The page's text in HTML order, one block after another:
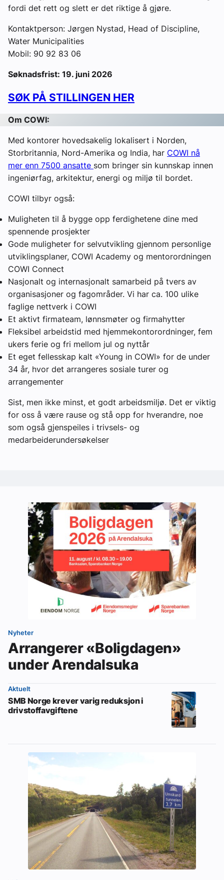
fordi det rett og slett er det riktige å gjøre.
Kontaktperson: Jørgen Nystad, Head of Discipline,
Water Municipalities
Mobil: 90 92 83 06
Søknadsfrist: 19. juni 2026
SØK PÅ STILLINGEN HER
Om COWI:
Med kontorer hovedsakelig lokalisert i Norden,
Storbritannia, Nord-Amerika og India, har COWI nå
mer enn 7500 ansatte som bringer sin kunnskap innen
ingeniørfag, arkitektur, energi og miljø til bordet.
COWI tilbyr også:
Muligheten til å bygge opp ferdighetene dine med
spennende prosjekter
Gode muligheter for selvutvikling gjennom personlige
utviklingsplaner, COWI Academy og mentorordningen
COWI Connect
Nasjonalt og internasjonalt samarbeid på tvers av
organisasjoner og fagområder. Vi har ca. 100 ulike
faglige nettverk i COWI
Et aktivt firmateam, lønnsmøter og firmahytter
Fleksibel arbeidstid med hjemmekontorordninger, fem
ukers ferie og fri mellom jul og nyttår
Et eget fellesskap kalt «Young in COWI» for de under
34 år, hvor det arrangeres sosiale turer og
arrangementer
Sist, men ikke minst, et godt arbeidsmiljø. Det er viktig
for oss å være rause og stå opp for hverandre, noe
som også gjenspeiles i trivsels- og
medarbeiderundersøkelser
Nyheter
Arrangerer «Boligdagen»
under Arendalsuka
Aktuelt
SMB Norge krever varig reduksjon i
drivstoffavgiftene